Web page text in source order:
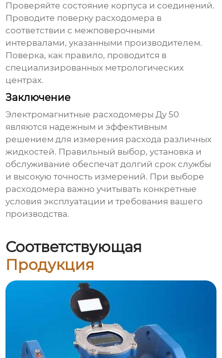
Проверяйте состояние корпуса и соединений.
Проводите поверку расходомера в
соответствии с межповерочными
интервалами, указанными производителем.
Поверка, как правило, проводится в
специализированных метрологических
центрах.
Заключение
Электромагнитные расходомеры Ду 50
являются надежным и эффективным
решением для измерения расхода различных
жидкостей. Правильный выбор, установка и
обслуживание обеспечат долгий срок службы
и высокую точность измерений. При выборе
расходомера важно учитывать конкретные
условия эксплуатации и требования вашего
производства.
Соответствующая
Продукция